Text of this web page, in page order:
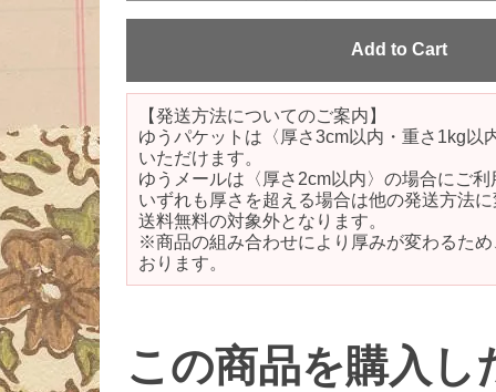
【発送方法についてのご案内】
ゆうパケットは〈厚さ3cm以内・重さ1kg以
いただけます。
ゆうメールは〈厚さ2cm以内〉の場合にご
いずれも厚さを超える場合は他の発送方法
送料無料の対象外となります。
※商品の組み合わせにより厚みが変わるた
おります。
この商品を購入し